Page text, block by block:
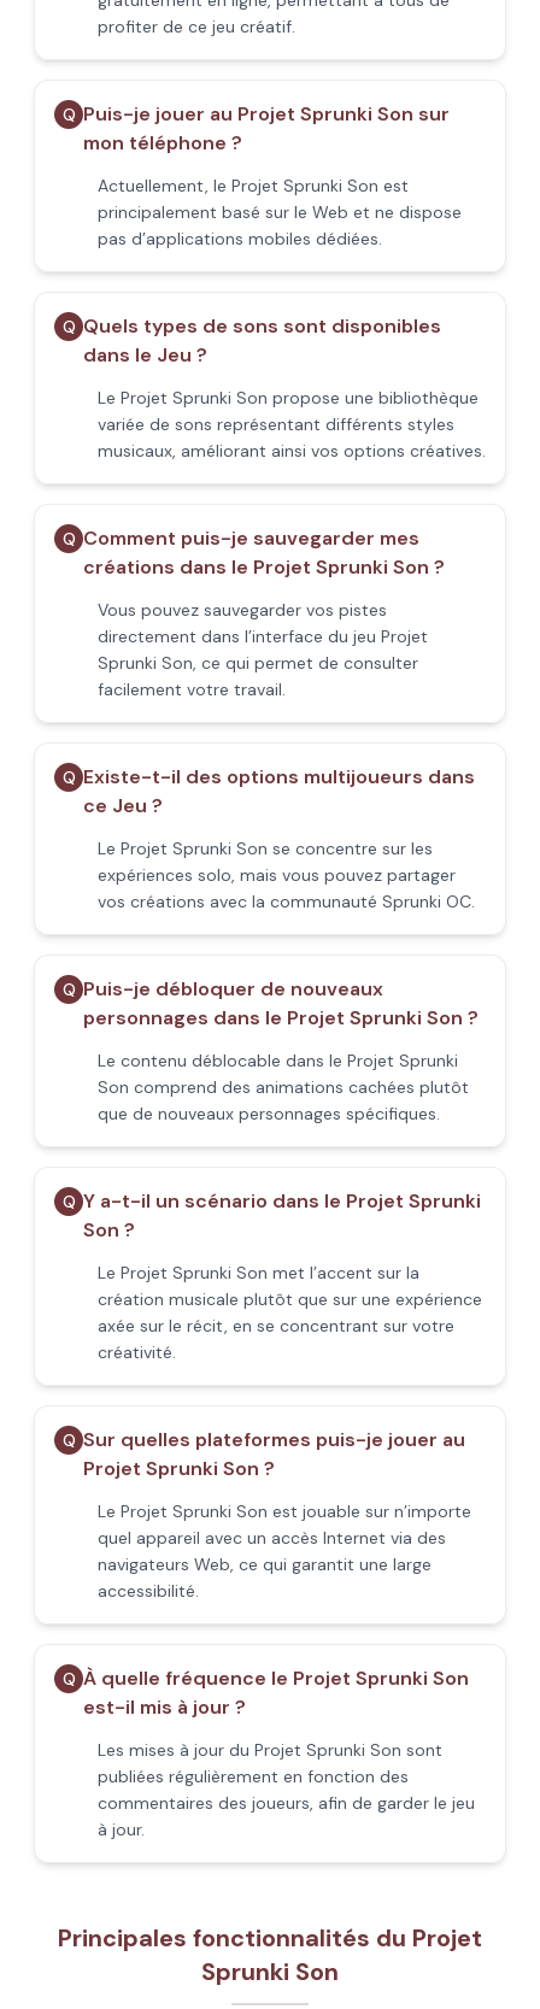
profiter de ce jeu créatif.
Q Puis-je jouer au Projet Sprunki Son sur
mon téléphone ?
Actuellement, le Projet Sprunki Son est
principalement basé sur le Web et ne dispose
pas d’applications mobiles dédiées.
Q Quels types de sons sont disponibles
dans le Jeu ?
Le Projet Sprunki Son propose une bibliothèque
variée de sons représentant différents styles
musicaux, améliorant ainsi vos options créatives.
Q Comment puis-je sauvegarder mes
créations dans le Projet Sprunki Son ?
Vous pouvez sauvegarder vos pistes
directement dans l’interface du jeu Projet
Sprunki Son, ce qui permet de consulter
facilement votre travail.
Q Existe-t-il des options multijoueurs dans
ce Jeu ?
Le Projet Sprunki Son se concentre sur les
expériences solo, mais vous pouvez partager
vos créations avec la communauté Sprunki OC.
Q Puis-je débloquer de nouveaux
personnages dans le Projet Sprunki Son ?
Le contenu déblocable dans le Projet Sprunki
Son comprend des animations cachées plutôt
que de nouveaux personnages spécifiques.
Q Y a-t-il un scénario dans le Projet Sprunki
Son ?
Le Projet Sprunki Son met l’accent sur la
création musicale plutôt que sur une expérience
axée sur le récit, en se concentrant sur votre
créativité.
Q Sur quelles plateformes puis-je jouer au
Projet Sprunki Son ?
Le Projet Sprunki Son est jouable sur n’importe
quel appareil avec un accès Internet via des
navigateurs Web, ce qui garantit une large
accessibilité.
Q À quelle fréquence le Projet Sprunki Son
est-il mis à jour ?
Les mises à jour du Projet Sprunki Son sont
publiées régulièrement en fonction des
commentaires des joueurs, afin de garder le jeu
à jour.
Principales fonctionnalités du Projet
Sprunki Son